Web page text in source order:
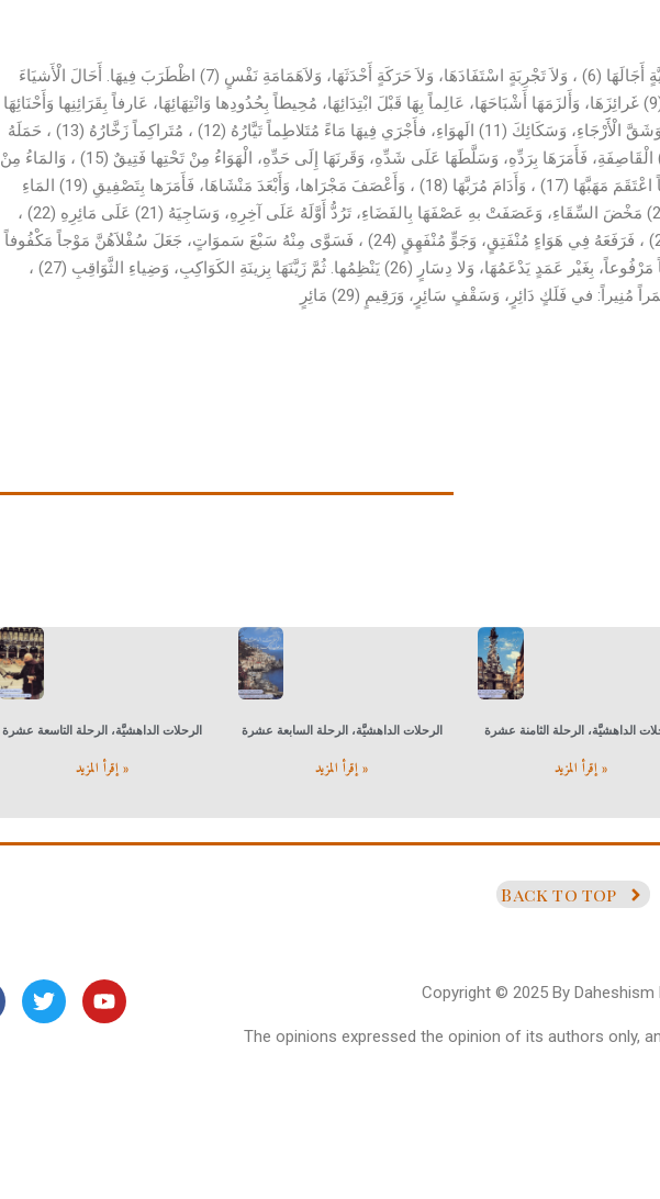
أَنْشَأَ الخَلْقَ إنْشَاءً، وَابْتَدَأَهُ ابْتِدَاءً، بِلاَ رَوِيَّةٍ أَجَالَهَا (6) ، وَلاَ تَجْرِبَةٍ اسْتَفَادَهَا، وَلاَ حَرَكَةٍ أَحْدَثَهَا، وَلاَهَمَامَةِ نَفْسٍ (7) اظْطَرَبَ فِيهَا. أَحَالَ الْأَشيَاءَ
لَأَُوْقَاتِهَا، وَلْأَمَ (8) بَيْنَ مُخْتَلِفَاتِهَا، وَغَرَّزَ (9) غَرائِزَهَا، وَأَلزَمَهَا أَشْبَاحَهَا، عَالِماً بِهَا قَبْلَ ابْتِدَائِهَا، مُحِيطاً بِحُدُودِها وَانْتِهَائِهَا، عَارفاً بِقَرَائِنِها وَأَحْنَائِهَا
(10) . ثُمَّ أَنْشَأَ ـ سُبْحَانَهُ ـ فَتْقَ الْأََجْوَاءِ، وَشَقَّ الْأََرْجَاءِ، وَسَكَائِكَ (11) الَهوَاءِ، فأَجْرَي فِيهَا مَاءً مُتَلاطِماً تَيَّارُهُ (12) ، مُتَراكِماً زَخَّارُهُ (13) ، حَمَلَهُ
عَلَى مَتْنِ الرِّيحِ الْعَاصِفَةِ، وَالزَّعْزَعِ (14) الْقَاصِفَةِ، فَأَمَرَهَا بِرَدِّهِ، وَسَلَّطَهَا عَلَى شَدِّهِ، وَقَرنَهَا إِلَى حَدِّهِ، الْهَوَاءُ مِنْ تَحْتِها فَتِيقٌ (15) ، وَالمَاءُ مِنْ
فَوْقِهَا دَفِيقٌ (16) . ثُمَّ أَنْشَأَ سُبْحَانَهُ رِيحاً اعْتَقَمَ مَهَبَّهَا (17) ، وَأَدَامَ مُرَبَّهَا (18) ، وَأَعْصَفَ مَجْرَاها، وَأَبْعَدَ مَنْشَاهَا، فَأَمَرَها بِتَصْفِيقِ (19) المَاءِ
الزَّخَّارِ، وَإِثَارَةِ مَوْجِ البِحَارِ، فَمَخَضَتْهُ (20) مَخْضَ السِّقَاءِ، وَعَصَفَتْ بهِ عَصْفَهَا بِالفَضَاءِ، تَرُدُّ أَوَّلَهُ عَلَى آخِرِهِ، وَسَاجِيَهُ (21) عَلَى مَائِرِهِ (22) ،
حَتَّى عَبَّ عُبَابُهُ، وَرَمَى بِالزَّبَدِ رُكَامُهُ (23) ، فَرَفَعَهُ فِي هَوَاءٍ مُنْفَتِقٍ، وَجَوٍّ مُنْفَهِقٍ (24) ، فَسَوَّى مِنْهُ سَبْعَ سَموَاتٍ، جَعَلَ سُفْلاَهُنَّ مَوْجاً مَكْفُوفاً
(25) ، وَعُلْيَاهُنَّ سَقْفاً مَحْفُوظاً، وَسَمْكاً مَرْفُوعاً، بِغَيْر عَمَدٍ يَدْعَمُهَا، وَلا دِسَارٍ (26) يَنْظِمُها. ثُمَّ زَيَّنَهَا بِزينَةِ الكَوَاكِبِ، وَضِياءِ الثَّوَاقِبِ (27) ،
الرحلات الداهشيَّة، الرحلة التاسعة عشرة
إقرأ المزيد »
الرحلات الداهشيَّة، الرحلة السابعة عشرة
إقرأ المزيد »
الداهشيَّة، الرحلة الثامنة عشرة
إقرأ المزيد »
Back to top
Copyright © 2025 By Daheshism
The opinions expressed the opinion of its authors only,